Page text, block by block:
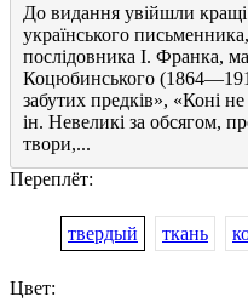
До видання увійшли
українського
послідовника І. Франка,
Коцюбинського
забутих предків», «Коні
ін. Невеликі за обсягом,
твори,...
Переплёт:
твердый ткань
Цвет: